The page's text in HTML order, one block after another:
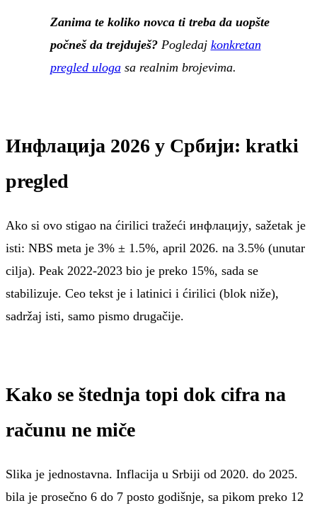
Zanima te koliko novca ti treba da uopšte
počneš da trejduješ?Pogledaj konkretan
pregled ulogasa realnim brojevima.
Инфлација 2026 у Србији: kratki
pregled
Ako si ovo stigao na ćirilici tražeći инфлацију, sažetak je
isti: NBS meta je 3% ± 1.5%, april 2026. na 3.5% (unutar
cilja). Peak 2022-2023 bio je preko 15%, sada se
stabilizuje. Ceo tekst je i latinici i ćirilici (blok niže),
sadržaj isti, samo pismo drugačije.
Kako se štednja topi dok cifra na
računu ne miče
Slika je jednostavna. Inflacija u Srbiji od 2020. do 2025.
bila je prosečno 6 do 7 posto godišnje, sa pikom preko 12